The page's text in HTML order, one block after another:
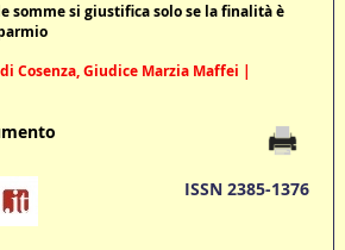
somme si giustifica solo se la finalità è
Cosenza, Giudice Marzia Maffei |
ISSN 2385-1376